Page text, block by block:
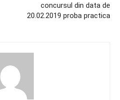
concursul din data de
20.02.2019 proba practica